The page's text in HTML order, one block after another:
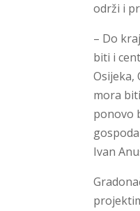
održi i
– Do
biti i
Osijeka,
mora
ponovo
Ivan